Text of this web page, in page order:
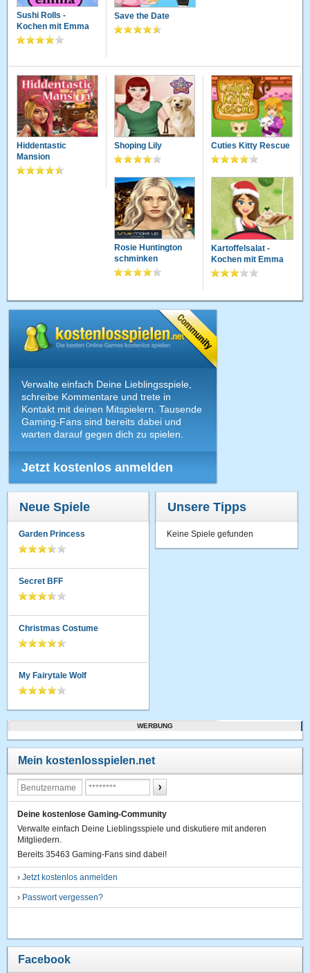
Sushi Rolls -
Kochen mit Emma
Save the Date
Hiddentastic
Mansion
Shoping Lily Cuties Kitty Rescue
Rosie Huntington
schminken
Kartoffelsalat -
Kochen mit Emma
Verwalte einfach Deine Lieblingsspiele,
schreibe Kommentare und trete in
Kontakt mit deinen Mitspielern. Tausende
Gaming-Fans sind bereits dabei und
warten darauf gegen dich zu spielen.
Jetzt kostenlos anmelden
Neue Spiele
Garden Princess
Secret BFF
Christmas Costume
My Fairytale Wolf
Unsere Tipps
Keine Spiele gefunden
WERBUNG
Mein kostenlosspielen.net
Deine kostenlose Gaming-Community
Verwalte einfach Deine Lieblingsspiele und diskutiere mit anderen
Mitgliedern.
Bereits 35463 Gaming-Fans sind dabei!
›Jetzt kostenlos anmelden
› Passwort vergessen?
Facebook